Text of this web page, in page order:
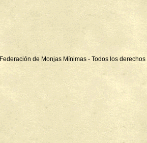
Federación de Monjas Mínimas - Todos los